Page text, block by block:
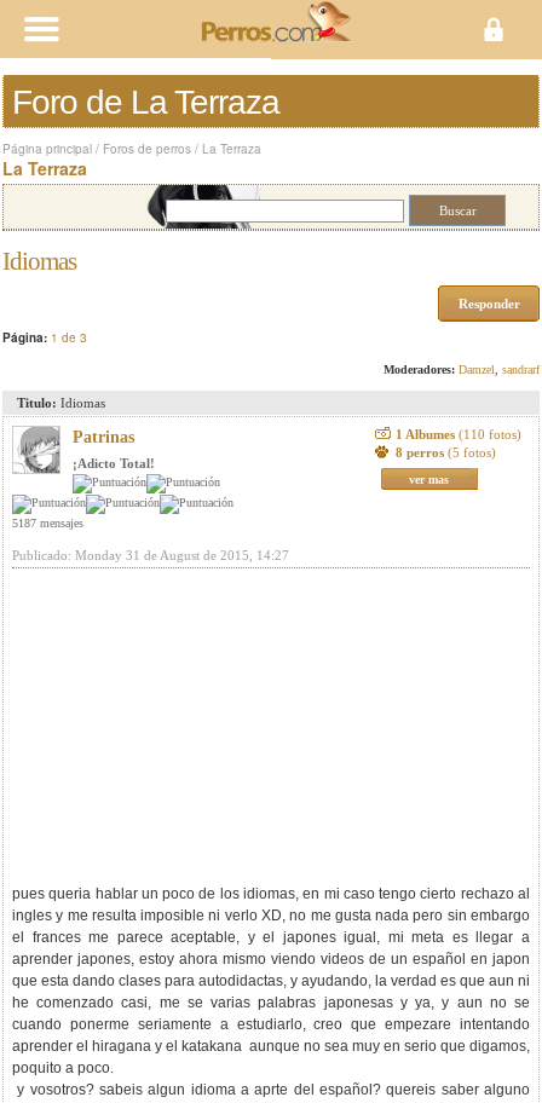
Foro de La Terraza
Página principal / Foros de perros / La Terraza
La Terraza
Idiomas
Responder
Página: 1 de 3
Moderadores: Damzel sandrarf
Titulo: Idiomas
Patrinas
¡Adicto Total!
5187 mensajes
1 Albumes (110 fotos)
8 perros (5 fotos)
ver mas
Publicado: Monday 31 de August de 2015, 14:27
pues queria hablar un poco de los idiomas, en mi caso tengo cierto rechazo al
ingles y me resulta imposible ni verlo XD, no me gusta nada pero sin embargo
el frances me parece aceptable, y el japones igual, mi meta es llegar a
aprender japones, estoy ahora mismo viendo videos de un español en japon
que esta dando clases para autodidactas, y ayudando, la verdad es que aun ni
he comenzado casi, me se varias palabras japonesas y ya, y aun no se
cuando ponerme seriamente a estudiarlo, creo que empezare intentando
aprender el hiragana y el katakana aunque no sea muy en serio que digamos,
poquito a poco.
y vosotros? sabeis algun idioma a aprte del español? quereis saber alguno